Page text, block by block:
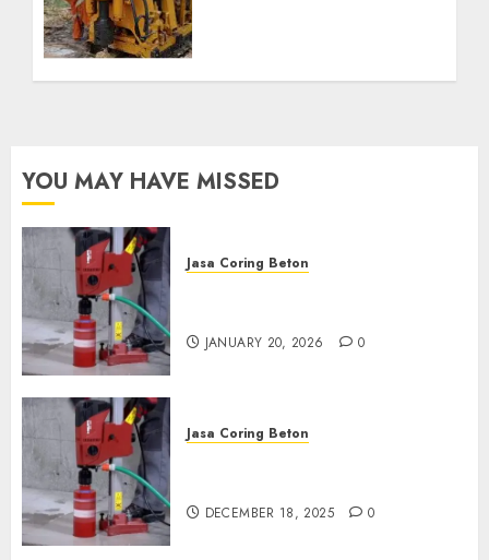
YOU MAY HAVE MISSED
Jasa Coring Beton
JANUARY 20, 2026 0
Jasa Coring Beton
DECEMBER 18, 2025 0